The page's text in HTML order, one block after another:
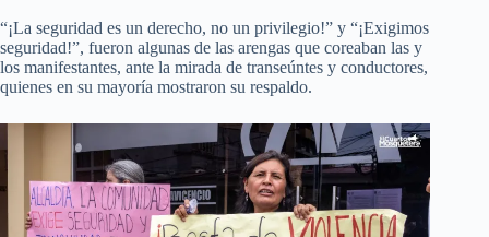
“¡La seguridad es un derecho, no un privilegio!” y “¡Exigimos
seguridad!”, fueron algunas de las arengas que coreaban las y
los manifestantes, ante la mirada de transeúntes y conductores,
quienes en su mayoría mostraron su respaldo.